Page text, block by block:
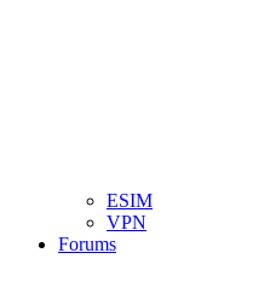
ESIM
VPN
Forums